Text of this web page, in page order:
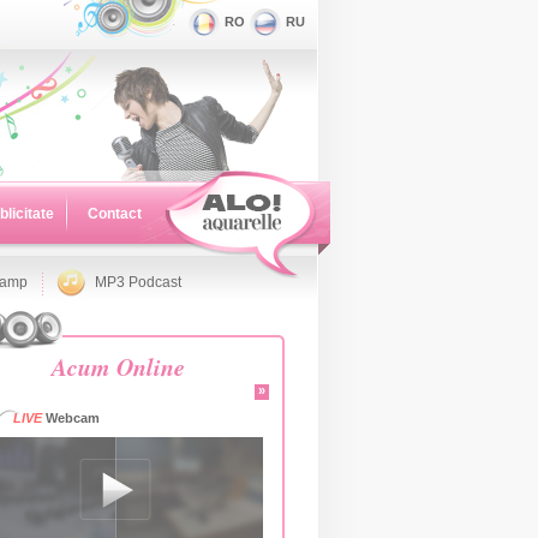
RO RU
Contact
MP3 Podcast
Acum Online
»
LIVEWebcam